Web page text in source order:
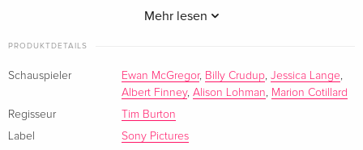
4K Ultra HD + Blu-ray
Mehr lesen
einem Riesen seine Heimatstadt verlassen, in einem
10.000 Narzissen betört, den Zweiten Weltkrieg quasi im
Alleingang gewonnen, eine komplette Nacht auf dem Grund
eines Sees verbracht und noch viele andere unglaubliche
Wunderdinge erlebt. Will rekapituliert all diese bizarren
PRODUKTDETAILS
Schauspieler Ewan McGregor, Billy Crudup Jessica Lange
Albert Finney, Alison Lohman
Marion Cotillard
Regisseur
Tim Burton
Label
Sony Pictures